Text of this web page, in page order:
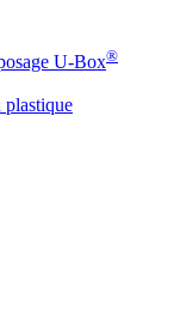
U-Box®
plastique